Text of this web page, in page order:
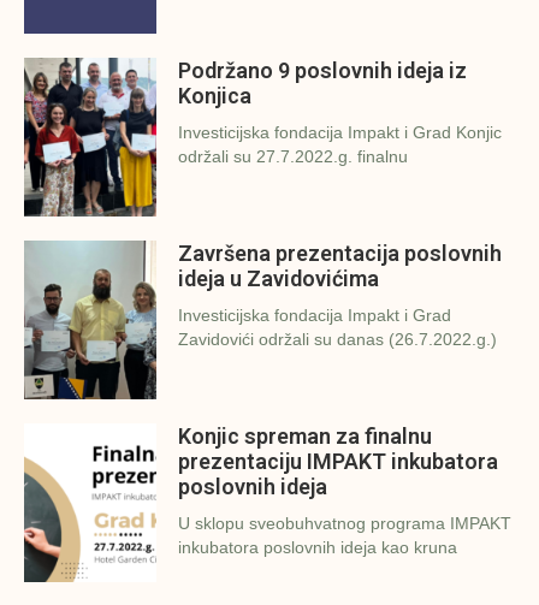
Podržano 9 poslovnih ideja iz
Konjica
Investicijska fondacija Impakt i Grad Konjic
održali su 27.7.2022.g. finalnu
Završena prezentacija poslovnih
ideja u Zavidovićima
Investicijska fondacija Impakt i Grad
Zavidovići održali su danas (26.7.2022.g.)
Konjic spreman za finalnu
prezentaciju IMPAKT inkubatora
poslovnih ideja
U sklopu sveobuhvatnog programa IMPAKT
inkubatora poslovnih ideja kao kruna